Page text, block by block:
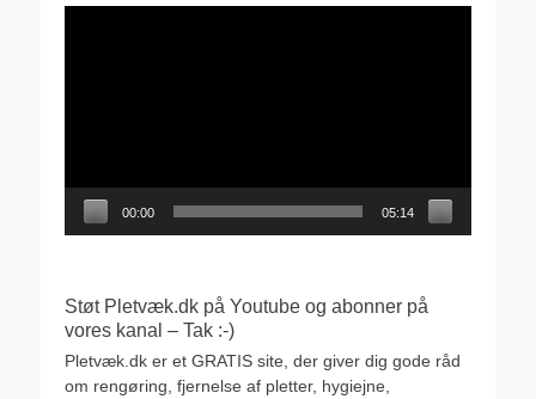
00:00 05:14
Støt Pletvæk.dk på Youtube og abonner på
vores kanal – Tak :-)
Pletvæk.dk er et GRATIS site, der giver dig gode råd
om rengøring, fjernelse af pletter, hygiejne,